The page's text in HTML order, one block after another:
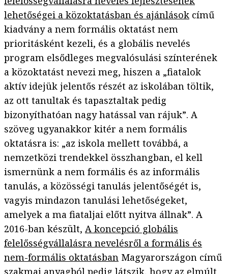
lehetőségei a közoktatásban és ajánlások című
kiadvány a nem formális oktatást nem
prioritásként kezeli, és a globális nevelés
program elsődleges megvalósulási színterének
a közoktatást nevezi meg, hiszen a „fiatalok
aktív idejük jelentős részét az iskolában töltik,
az ott tanultak és tapasztaltak pedig
bizonyíthatóan nagy hatással van rájuk”. A
szöveg ugyanakkor kitér a nem formális
oktatásra is: „az iskola mellett továbbá, a
nemzetközi trendekkel összhangban, el kell
ismernünk a nem formális és az informális
tanulás, a közösségi tanulás jelentőségét is,
vagyis mindazon tanulási lehetőségeket,
amelyek a ma fiataljai előtt nyitva állnak”. A
2016-ban készült, A koncepció globális
felelősségvállalásra nevelésről a formális és
nem-formális oktatásban Magyarországon című
szakmai anyagból pedig látszik, hogy az elmúlt